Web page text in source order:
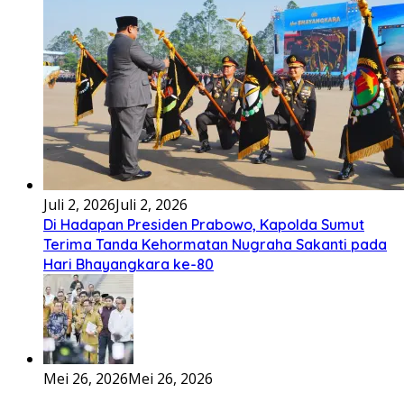
Ena’o natola ukhamoHaga mbawa ba desa’aUhalo ube’e
khomoUohe ia ube bangaimo Ena’o[...]
Lirik Lagu FAFOFA Ciptaan Fajar Halawa Vocal Rendi Gulo